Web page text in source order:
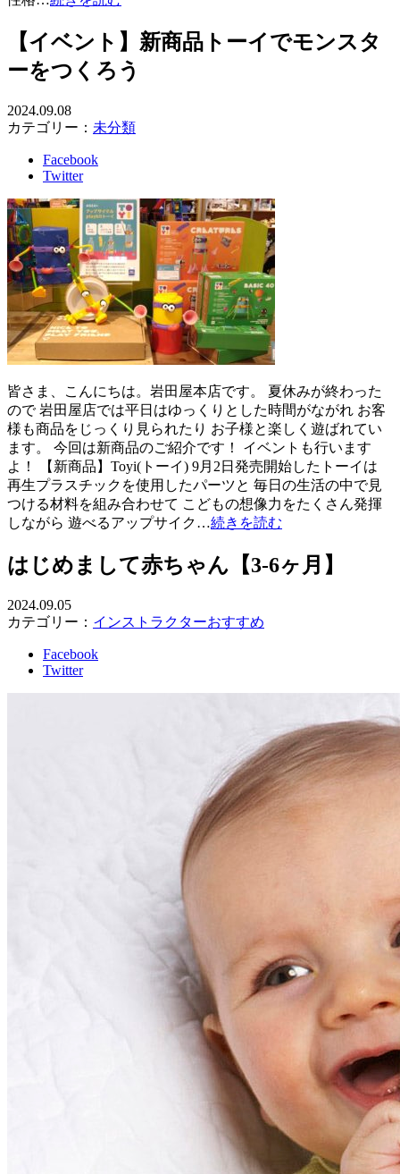
【イベント】新商品トーイでモンスタ
ーをつくろう
2024.09.08
カテゴリー： 未分類
Facebook
Twitter
皆さま、こんにちは。岩田屋本店です。 夏休みが終わった
ので 岩田屋店では平日はゆっくりとした時間がながれ お客
様も商品をじっくり見られたり お子様と楽しく遊ばれてい
ます。 今回は新商品のご紹介です！ イベントも行います
よ！ 【新商品】Toyi(トーイ) 9月2日発売開始したトーイは
再生プラスチックを使用したパーツと 毎日の生活の中で見
つける材料を組み合わせて こどもの想像力をたくさん発揮
しながら 遊べるアップサイク…続きを読む
はじめまして赤ちゃん【3-6ヶ月】
2024.09.05
カテゴリー： インストラクターおすすめ
Facebook
Twitter